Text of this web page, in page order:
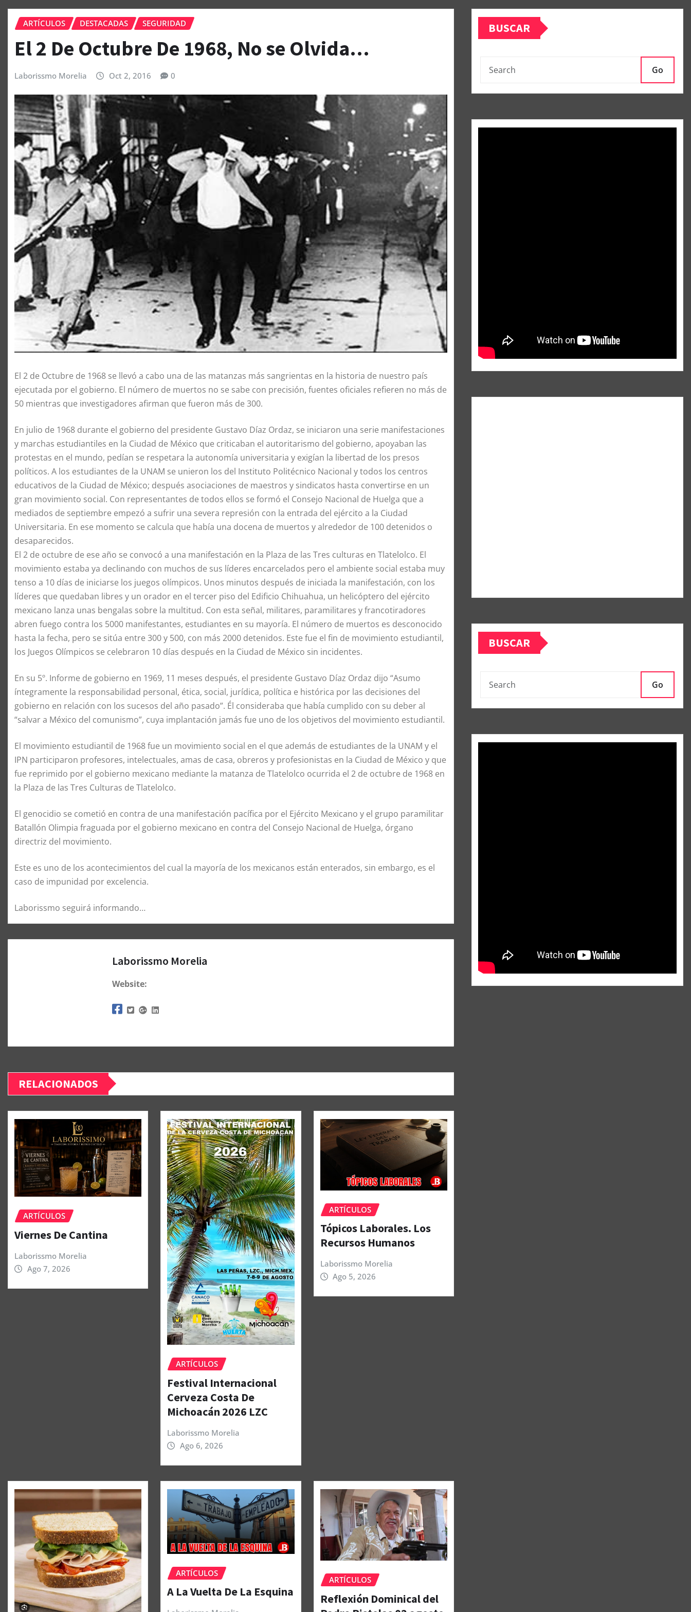
ARTÍCULOS DESTACADAS SEGURIDAD
El 2 De Octubre De 1968, No se Olvida…
Laborissmo Morelia Oct 2, 2016 0
El 2 de Octubre de 1968 se llevó a cabo una de las matanzas más sangrientas en la historia de nuestro país
ejecutada por el gobierno. El número de muertos no se sabe con precisión, fuentes oficiales refieren no más de
50 mientras que investigadores afirman que fueron más de 300.
En julio de 1968 durante el gobierno del presidente Gustavo Díaz Ordaz, se iniciaron una serie manifestaciones
y marchas estudiantiles en la Ciudad de México que criticaban el autoritarismo del gobierno, apoyaban las
protestas en el mundo, pedían se respetara la autonomía universitaria y exigían la libertad de los presos
políticos. A los estudiantes de la UNAM se unieron los del Instituto Politécnico Nacional y todos los centros
educativos de la Ciudad de México; después asociaciones de maestros y sindicatos hasta convertirse en un
gran movimiento social. Con representantes de todos ellos se formó el Consejo Nacional de Huelga que a
mediados de septiembre empezó a sufrir una severa represión con la entrada del ejército a la Ciudad
Universitaria. En ese momento se calcula que había una docena de muertos y alrededor de 100 detenidos o
desaparecidos.
El 2 de octubre de ese año se convocó a una manifestación en la Plaza de las Tres culturas en Tlatelolco. El
movimiento estaba ya declinando con muchos de sus líderes encarcelados pero el ambiente social estaba muy
tenso a 10 días de iniciarse los juegos olímpicos. Unos minutos después de iniciada la manifestación, con los
líderes que quedaban libres y un orador en el tercer piso del Edificio Chihuahua, un helicóptero del ejército
mexicano lanza unas bengalas sobre la multitud. Con esta señal, militares, paramilitares y francotiradores
abren fuego contra los 5000 manifestantes, estudiantes en su mayoría. El número de muertos es desconocido
hasta la fecha, pero se sitúa entre 300 y 500, con más 2000 detenidos. Este fue el fin de movimiento estudiantil,
los Juegos Olímpicos se celebraron 10 días después en la Ciudad de México sin incidentes.
En su 5º. Informe de gobierno en 1969, 11 meses después, el presidente Gustavo Díaz Ordaz dijo “Asumo
íntegramente la responsabilidad personal, ética, social, jurídica, política e histórica por las decisiones del
gobierno en relación con los sucesos del año pasado”. Él consideraba que había cumplido con su deber al
“salvar a México del comunismo”, cuya implantación jamás fue uno de los objetivos del movimiento estudiantil.
El movimiento estudiantil de 1968 fue un movimiento social en el que además de estudiantes de la UNAM y el
IPN participaron profesores, intelectuales, amas de casa, obreros y profesionistas en la Ciudad de México y que
fue reprimido por el gobierno mexicano mediante la matanza de Tlatelolco ocurrida el 2 de octubre de 1968 en
la Plaza de las Tres Culturas de Tlatelolco.
El genocidio se cometió en contra de una manifestación pacífica por el Ejército Mexicano y el grupo paramilitar
Batallón Olimpia fraguada por el gobierno mexicano en contra del Consejo Nacional de Huelga, órgano
directriz del movimiento.
Este es uno de los acontecimientos del cual la mayoría de los mexicanos están enterados, sin embargo, es el
caso de impunidad por excelencia.
Laborissmo seguirá informando…
Laborissmo Morelia
Website:
RELACIONADOS
ARTÍCULOS
Viernes De Cantina
Laborissmo Morelia
Ago 7, 2026
ARTÍCULOS
Festival Internacional
Cerveza Costa De
Michoacán 2026 LZC
Laborissmo Morelia
Ago 6, 2026
ARTÍCULOS
Tópicos Laborales. Los
Recursos Humanos
Laborissmo Morelia
Ago 5, 2026
ARTÍCULOS
A La Vuelta De La Esquina
ARTÍCULOS
Reflexión Dominical del
BUSCAR
Go
BUSCAR
Go